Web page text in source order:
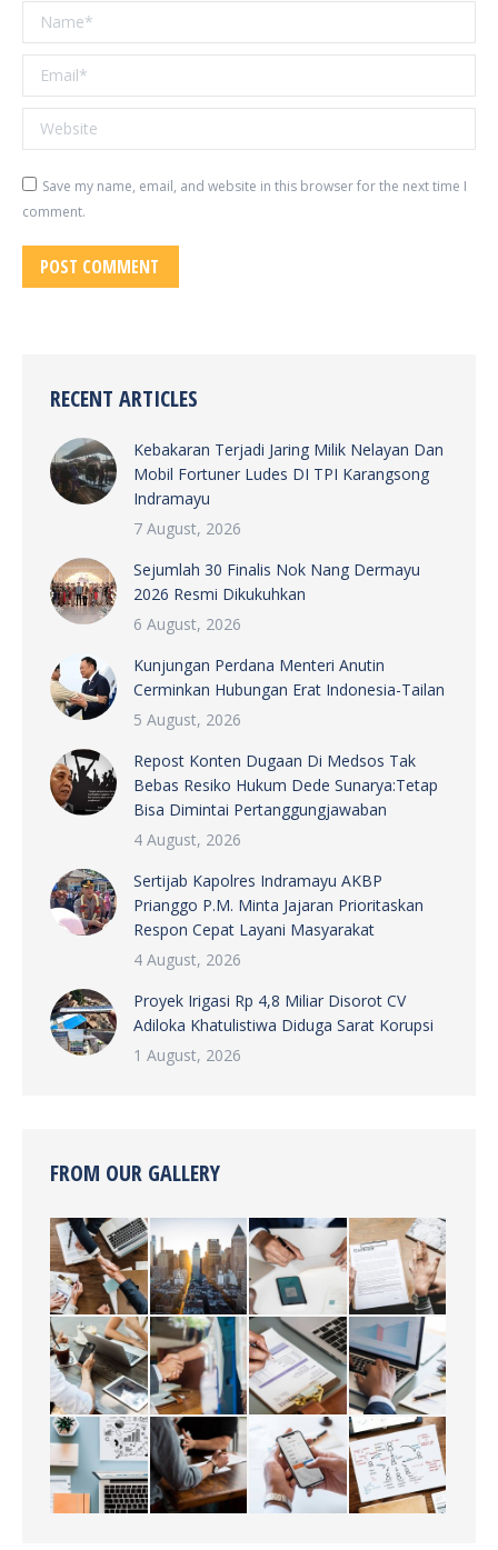
Name *
Email *
Website
Save my name, email, and website in this browser for the next time I
comment.
POST COMMENT
RECENT ARTICLES
Kebakaran Terjadi Jaring Milik Nelayan Dan
Mobil Fortuner Ludes DI TPI Karangsong
Indramayu
7 August, 2026
Sejumlah 30 Finalis Nok Nang Dermayu
2026 Resmi Dikukuhkan
6 August, 2026
Kunjungan Perdana Menteri Anutin
Cerminkan Hubungan Erat Indonesia-Tailan
5 August, 2026
Repost Konten Dugaan Di Medsos Tak
Bebas Resiko Hukum Dede Sunarya:Tetap
Bisa Dimintai Pertanggungjawaban
4 August, 2026
Sertijab Kapolres Indramayu AKBP
Prianggo P.M. Minta Jajaran Prioritaskan
Respon Cepat Layani Masyarakat
4 August, 2026
Proyek Irigasi Rp 4,8 Miliar Disorot CV
Adiloka Khatulistiwa Diduga Sarat Korupsi
1 August, 2026
FROM OUR GALLERY